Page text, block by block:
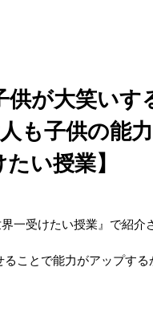
供が大笑いす
も子供の能
い授業】
一受けたい授業』で紹介
ことで能力がアップす